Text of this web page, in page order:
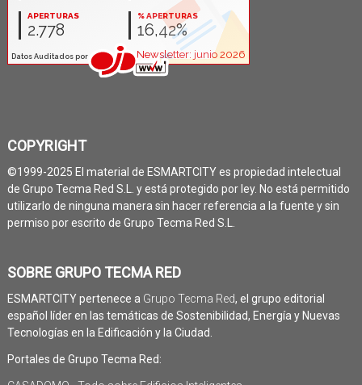
COPYRIGHT
©1999-2025 El material de ESMARTCITY es propiedad intelectual
de Grupo Tecma Red S.L. y está protegido por ley. No está permitido
utilizarlo de ninguna manera sin hacer referencia a la fuente y sin
permiso por escrito de Grupo Tecma Red S.L.
SOBRE GRUPO TECMA RED
ESMARTCITY pertenece a Grupo Tecma Red, el grupo editorial
español líder en las temáticas de Sostenibilidad, Energía y Nuevas
Tecnologías en la Edificación y la Ciudad.
Portales de Grupo Tecma Red: